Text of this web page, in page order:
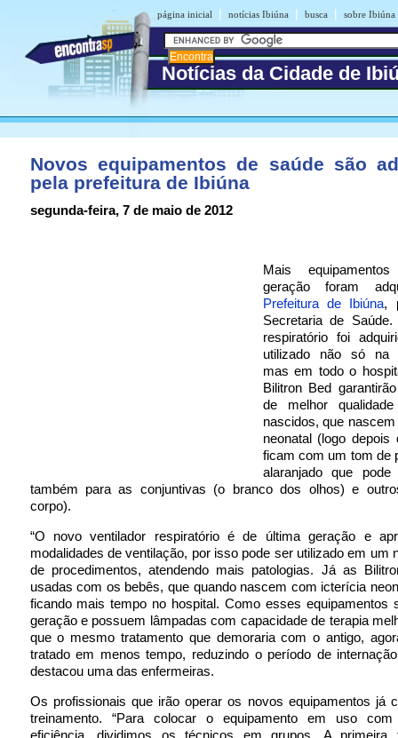
página inicial | notícias Ibiúna | busca | sobre Ibiúna
Notícias da Cidade de
Novos equipamentos de saúde são
pela prefeitura de Ibiúna
segunda-feira, 7 de maio de 2012
Mais
geração foram
Prefeitura de Ibiúna,
Secretaria de
respiratório foi
utilizado não só na
mas em todo o
Bilitron Bed
de melhor
nascidos, que
neonatal (logo depois
ficam com um tom de
alaranjado que
também para as conjuntivas (o branco dos olhos) e
corpo).
“O novo ventilador respiratório é de última geração e
modalidades de ventilação, por isso pode ser utilizado em um
de procedimentos, atendendo mais patologias. Já as
usadas com os bebês, que quando nascem com icterícia
ficando mais tempo no hospital. Como esses equipamentos
geração e possuem lâmpadas com capacidade de terapia
que o mesmo tratamento que demoraria com o antigo,
tratado em menos tempo, reduzindo o período de
destacou uma das enfermeiras.
Os profissionais que irão operar os novos equipamentos já
treinamento. “Para colocar o equipamento em uso com
eficiência, dividimos os técnicos em grupos. A